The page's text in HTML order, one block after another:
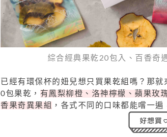
綜合經典果乾20包入、百香奇
已經有環保杯的妞兒想只買果乾組嗎？那
0包果乾， 有鳳梨柳橙、洛神檸檬、蘋果玫
香果奇異果組 ，各式不同的口味都能嚐一